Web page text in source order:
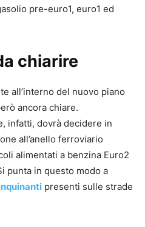
pre-euro1, euro1 ed
chiarire
all’interno del nuovo piano
ancora chiare.
infatti, dovrà decidere in
all’anello ferroviario
alimentati a benzina Euro2
punta in questo modo a
presenti sulle strade